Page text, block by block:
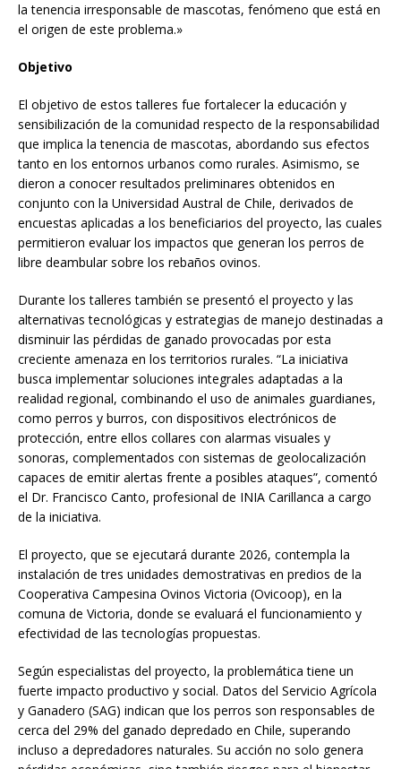
la tenencia irresponsable de mascotas, fenómeno que está en
el origen de este problema.»
Objetivo
El objetivo de estos talleres fue fortalecer la educación y
sensibilización de la comunidad respecto de la responsabilidad
que implica la tenencia de mascotas, abordando sus efectos
tanto en los entornos urbanos como rurales. Asimismo, se
dieron a conocer resultados preliminares obtenidos en
conjunto con la Universidad Austral de Chile, derivados de
encuestas aplicadas a los beneficiarios del proyecto, las cuales
permitieron evaluar los impactos que generan los perros de
libre deambular sobre los rebaños ovinos.
Durante los talleres también se presentó el proyecto y las
alternativas tecnológicas y estrategias de manejo destinadas a
disminuir las pérdidas de ganado provocadas por esta
creciente amenaza en los territorios rurales. “La iniciativa
busca implementar soluciones integrales adaptadas a la
realidad regional, combinando el uso de animales guardianes,
como perros y burros, con dispositivos electrónicos de
protección, entre ellos collares con alarmas visuales y
sonoras, complementados con sistemas de geolocalización
capaces de emitir alertas frente a posibles ataques”, comentó
el Dr. Francisco Canto, profesional de INIA Carillanca a cargo
de la iniciativa.
El proyecto, que se ejecutará durante 2026, contempla la
instalación de tres unidades demostrativas en predios de la
Cooperativa Campesina Ovinos Victoria (Ovicoop), en la
comuna de Victoria, donde se evaluará el funcionamiento y
efectividad de las tecnologías propuestas.
Según especialistas del proyecto, la problemática tiene un
fuerte impacto productivo y social. Datos del Servicio Agrícola
y Ganadero (SAG) indican que los perros son responsables de
cerca del 29% del ganado depredado en Chile, superando
incluso a depredadores naturales. Su acción no solo genera